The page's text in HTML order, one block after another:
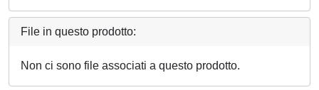
File in questo prodotto:
Non ci sono file associati a questo prodotto.